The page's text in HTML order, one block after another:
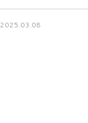
2025.03.08